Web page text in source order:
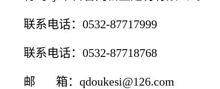
联系电话：0532-87717999
联系电话：0532-87718768
邮 箱：qdoukesi@126.com